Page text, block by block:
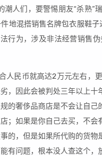
潮人们，要警惕朋友“杀熟”
地混搭销售名牌包衣服鞋
行为，涉及非法经营销售
人民币就高达2万元左右，
，因此会被判处三年以上
的奢侈品商店是不会让自
；如果是你自己去买，不
的，但是如果所代购的货
有问题，根本没人查这个